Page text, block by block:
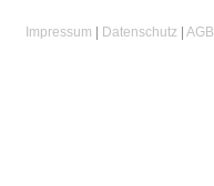
Impressum | Datenschutz | AGB